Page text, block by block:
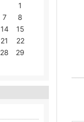
1
7
8
14
15
21
22
28
29